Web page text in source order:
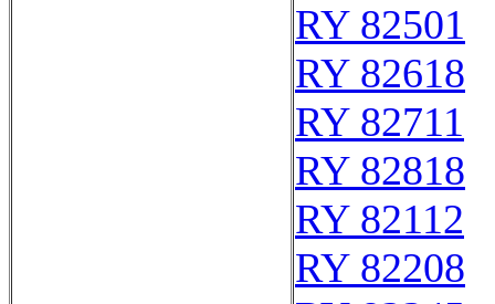
RY 82501
RY 82618
RY 82711
RY 82818
RY 82112
RY 82208